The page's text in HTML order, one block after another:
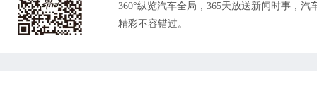
360°纵览汽车全局，365天放送新闻时事，汽
精彩不容错过。